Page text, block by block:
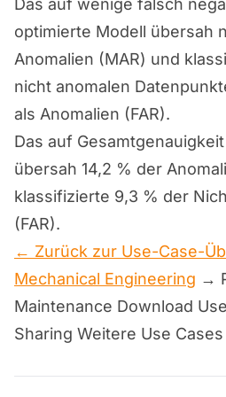
Das auf wenige falsch
optimierte Modell übersah
Anomalien (MAR) und
nicht anomalen
als Anomalien (FAR).
Das auf
übersah 14,2 % der
klassifizierte 9,3 % der
(FAR).
← Zurück zur Use-Case-
Mechanical Engineering →
Maintenance Download
Sharing Weitere Use